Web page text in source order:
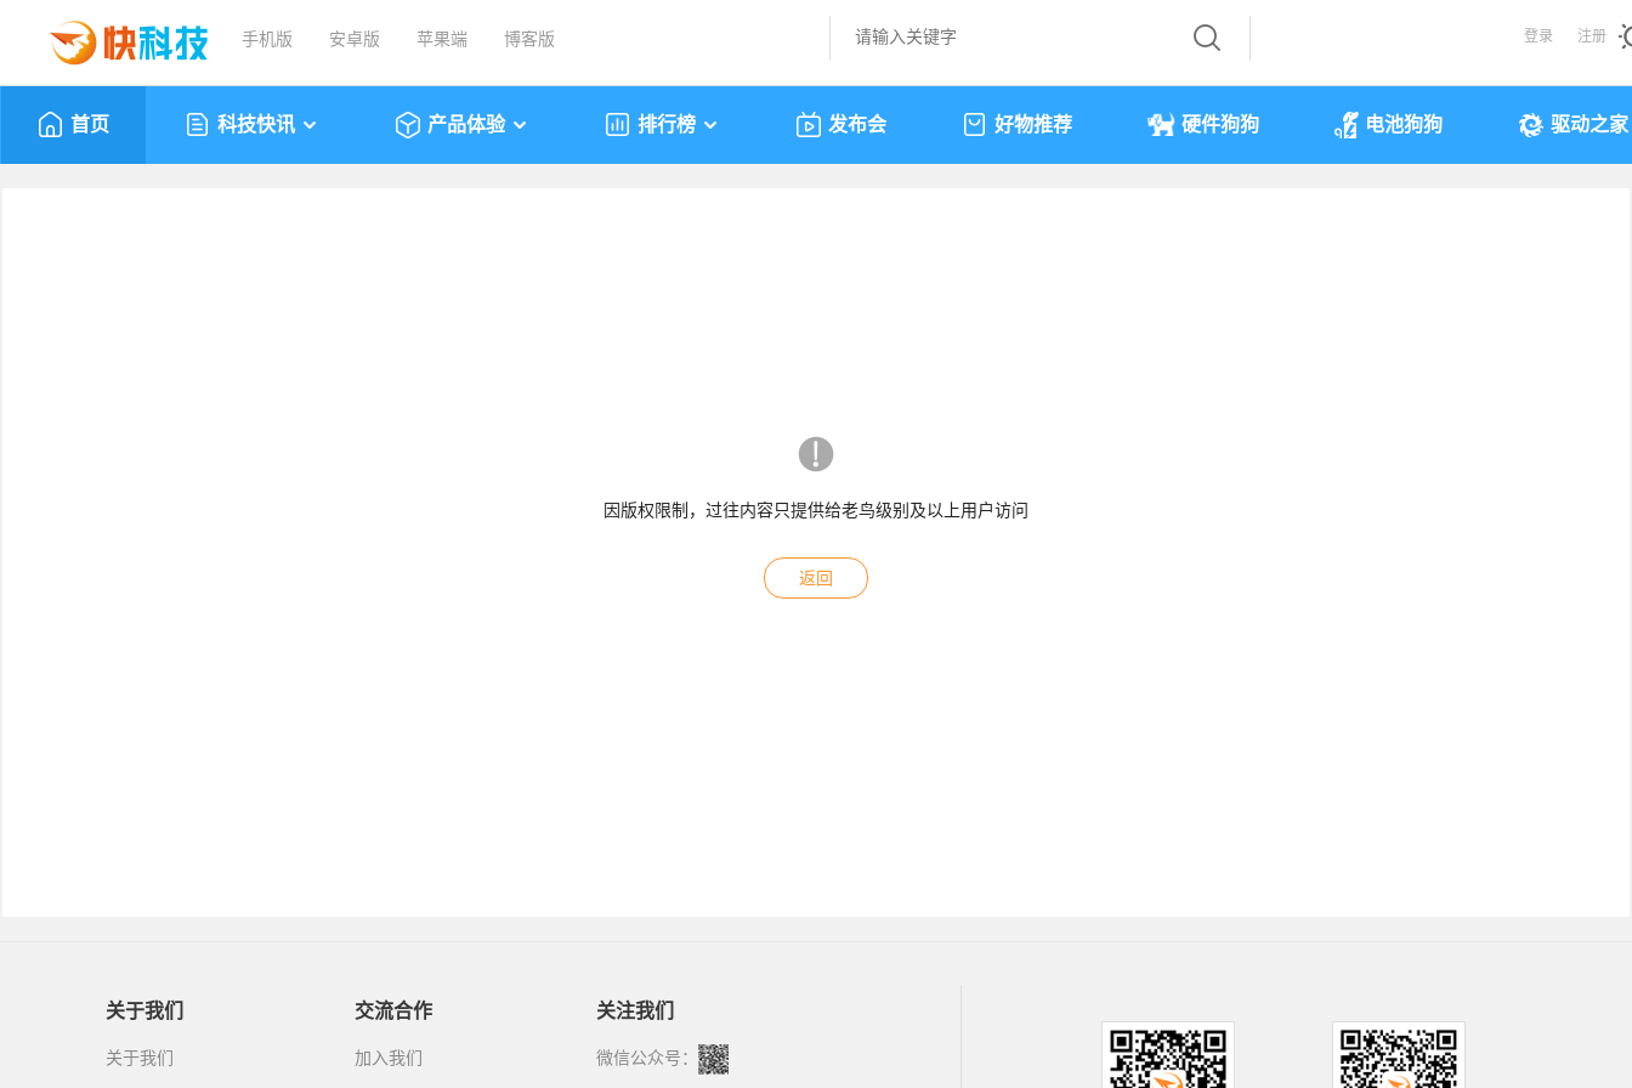
手机版 安卓版 苹果端 博客版 登录 注册
首页 科技快讯 产品体验 排行榜 发布会 好物推荐 硬件狗狗 电池狗狗 驱动之家
因版权限制，过往内容只提供给老鸟级别及以上用户访问
返回
关于我们
关于我们
交流合作
加入我们
关注我们
微信公众号：